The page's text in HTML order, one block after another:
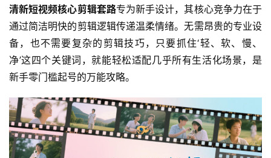
清新短视频核心剪辑套路专为新手设计，其核心竞争力在于
通过简洁明快的剪辑逻辑传递温柔情绪。无需昂贵的专业设
备，也不需要复杂的剪辑技巧，只要抓住‘轻、软、慢、
净’这四个关键词，就能轻松适配几乎所有生活化场景，是
新手零门槛起号的万能攻略。